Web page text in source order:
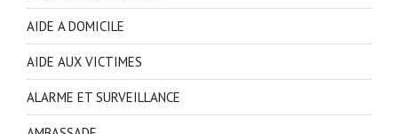
AIDE A DOMICILE
AIDE AUX VICTIMES
ALARME ET SURVEILLANCE